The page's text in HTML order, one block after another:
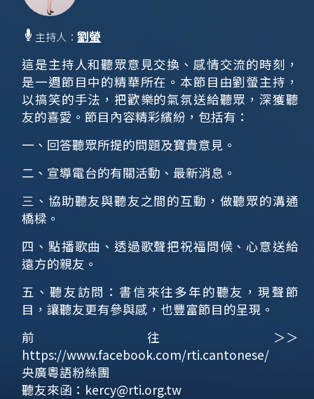
主持人：劉螢
這是主持人和聽眾意見交換、感情交流的時刻，
是一週節目中的精華所在。本節目由劉螢主持，
以搞笑的手法，把歡樂的氣氛送給聽眾，深獲聽
友的喜愛。節目內容精彩繽紛，包括有：
一、回答聽眾所提的問題及寶貴意見。
二、宣導電台的有關活動、最新消息。
三、協助聽友與聽友之間的互動，做聽眾的溝通
橋樑。
四、點播歌曲、透過歌聲把祝福問候、心意送給
遠方的親友。
五、聽友訪問：書信來往多年的聽友，現聲節
目，讓聽友更有參與感，也豐富節目的呈現。
前往＞＞
https://www.facebook.com/rti.cantonese/
央廣粵語粉絲團
聽友來函： kercy@rti.org.tw